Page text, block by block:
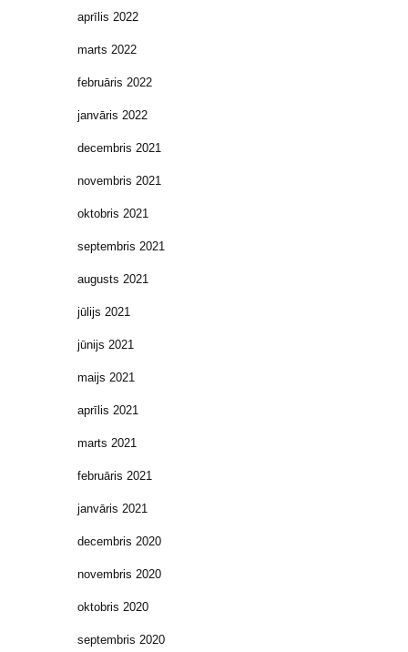
aprīlis 2022
marts 2022
februāris 2022
janvāris 2022
decembris 2021
novembris 2021
oktobris 2021
septembris 2021
augusts 2021
jūlijs 2021
jūnijs 2021
maijs 2021
aprīlis 2021
marts 2021
februāris 2021
janvāris 2021
decembris 2020
novembris 2020
oktobris 2020
septembris 2020